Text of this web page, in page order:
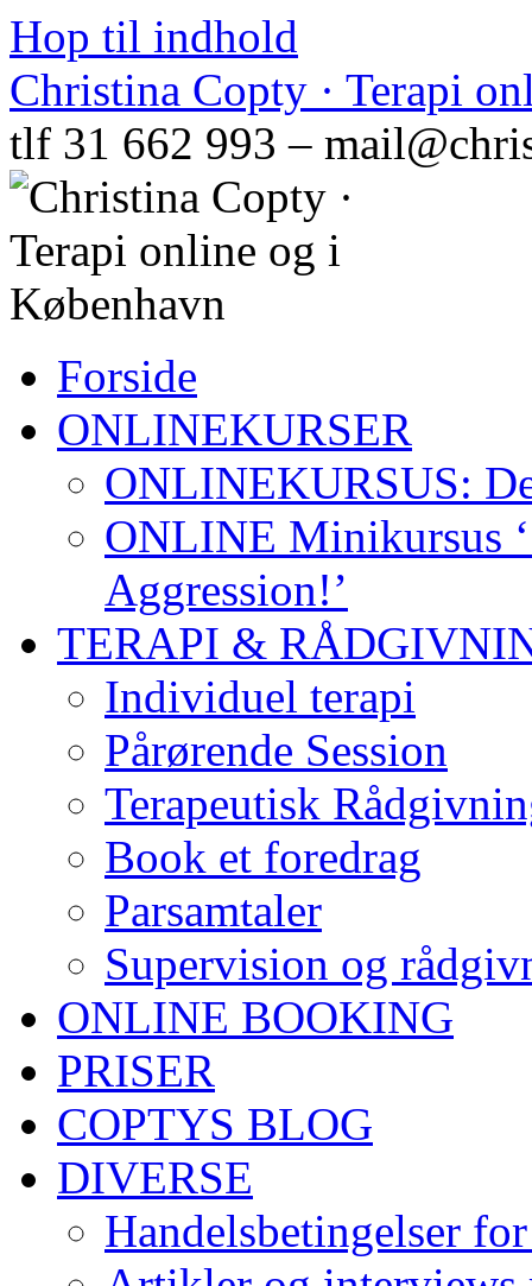
Hop til indhold
Christina Copty · Terapi
tlf 31 662 993 –
Forside
ONLINEKURSER
ONLINEKURSUS:
ONLINE Minikursus
Aggression!’
TERAPI &
Individuel terapi
Pårørende Session
Terapeutisk
Book et foredrag
Parsamtaler
Supervision og
ONLINE BOOKING
PRISER
COPTYS BLOG
DIVERSE
Handelsbetingelser